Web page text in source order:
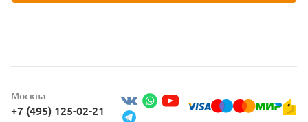
Москва
+7 (495) 125-02-21